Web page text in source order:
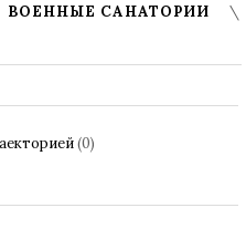
ВОЕННЫЕ САНАТОРИИ
(0)